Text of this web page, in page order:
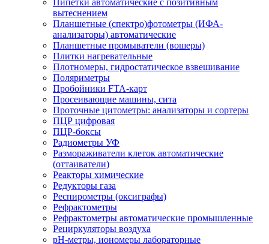
вытеснением
Планшетные (спектро)фотометры (ИФА-
анализаторы) автоматические
Планшетные промыватели (вошеры)
Плитки нагревательные
Плотномеры, гидростатическое взвешивание
Поляриметры
Пробойники FTA-карт
Просеивающие машины, сита
Проточные цитометры: анализаторы и сортеры
ПЦР цифровая
ПЦР-боксы
Радиометры УФ
Размораживатели клеток автоматические
(оттаиватели)
Реакторы химические
Редукторы газа
Респирометры (оксиграфы)
Рефрактометры
Рефрактометры автоматические промышленные
Рециркуляторы воздуха
рН-метры, иономеры лабораторные